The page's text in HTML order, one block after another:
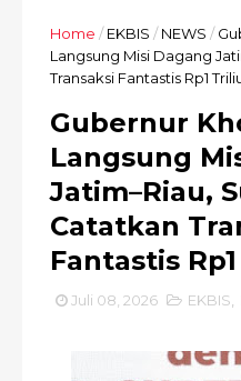
Home / EKBIS / NEWS /
Langsung Misi Dagang
Transaksi Fantastis Rp1
Gubernur
Langsung
Jatim–Riau,
Catatkan
Fantastis
Juli 08, 2026 EKBIS